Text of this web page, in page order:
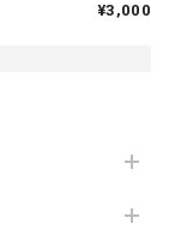
Ashes】《英語版》
¥3,000